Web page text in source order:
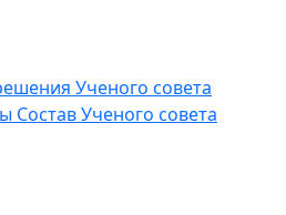
Ученого совета
Состав Ученого совета